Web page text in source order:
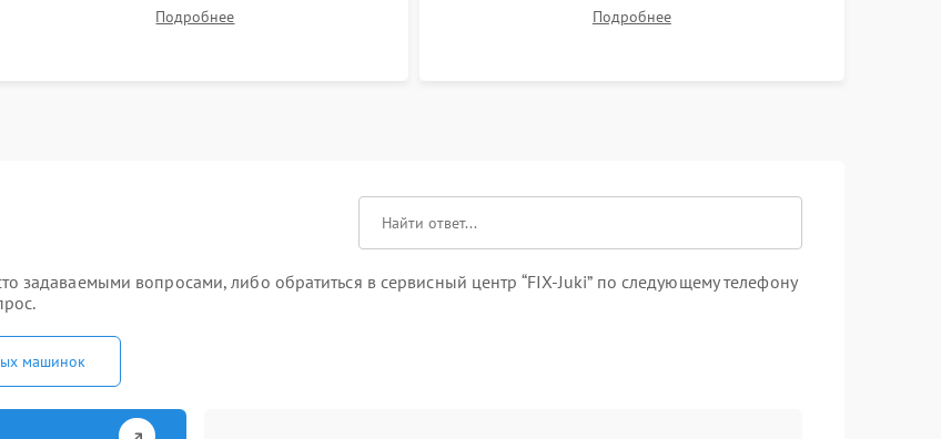
Синхронизация работы иглы и челнока
Подробнее
плотных, стрейч). Проверка всех видов строчек,
Подробнее
задаваемыми вопросами, либо обратиться в сервисный центр “FIX-Juki” по следующему телефону
машинок